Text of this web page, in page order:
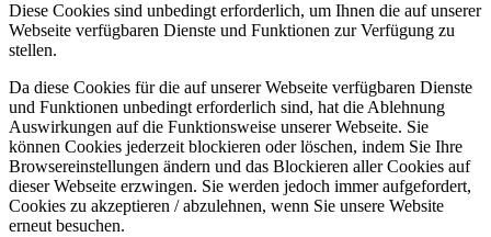
Diese Cookies sind unbedingt erforderlich, um Ihnen die auf unserer
Webseite verfügbaren Dienste und Funktionen zur Verfügung zu
stellen.
Da diese Cookies für die auf unserer Webseite verfügbaren Dienste
und Funktionen unbedingt erforderlich sind, hat die Ablehnung
Auswirkungen auf die Funktionsweise unserer Webseite. Sie
können Cookies jederzeit blockieren oder löschen, indem Sie Ihre
Browsereinstellungen ändern und das Blockieren aller Cookies auf
dieser Webseite erzwingen. Sie werden jedoch immer aufgefordert,
Cookies zu akzeptieren / abzulehnen, wenn Sie unsere Website
erneut besuchen.